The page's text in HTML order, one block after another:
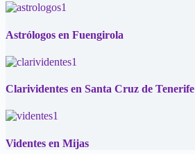
Astrólogos en Fuengirola
Clarividentes en Santa Cruz de Tenerife
Videntes en Mijas